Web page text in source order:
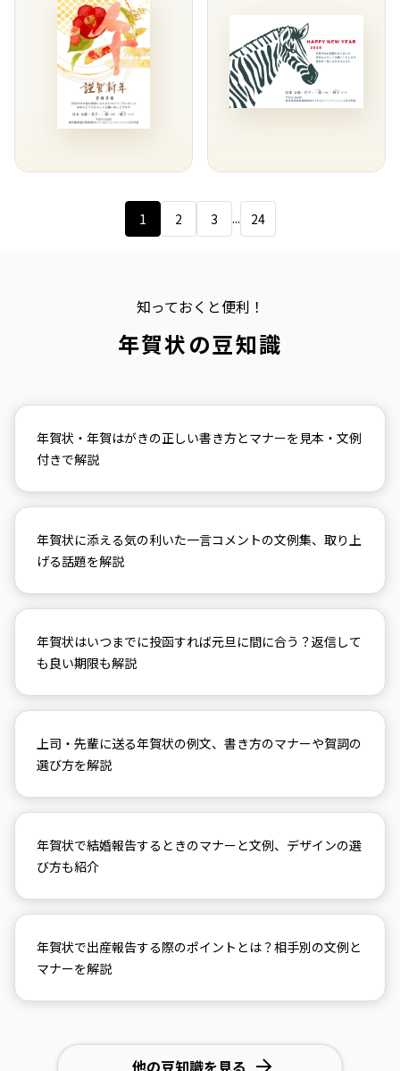
1 2 3 ... 24
知っておくと便利！
年賀状の豆知識
年賀状・年賀はがきの正しい書き方とマナーを見本・文例
付きで解説
年賀状に添える気の利いた一言コメントの文例集、取り上
げる話題を解説
年賀状はいつまでに投函すれば元旦に間に合う？返信して
も良い期限も解説
上司・先輩に送る年賀状の例文、書き方のマナーや賀詞の
選び方を解説
年賀状で結婚報告するときのマナーと文例、デザインの選
び方も紹介
年賀状で出産報告する際のポイントとは？相手別の文例と
マナーを解説
他の豆知識を見る